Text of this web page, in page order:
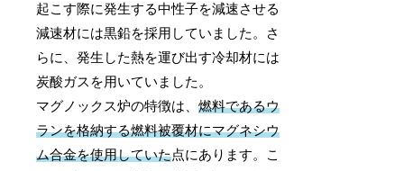
起こす際に発生する中性子を減速させる
減速材には黒鉛を採用していました。さ
らに、発生した熱を運び出す冷却材には
炭酸ガスを用いていました。
マグノックス炉の特徴は、燃料であるウ
ランを格納する燃料被覆材にマグネシウ
ム合金を使用していた点にあります。こ